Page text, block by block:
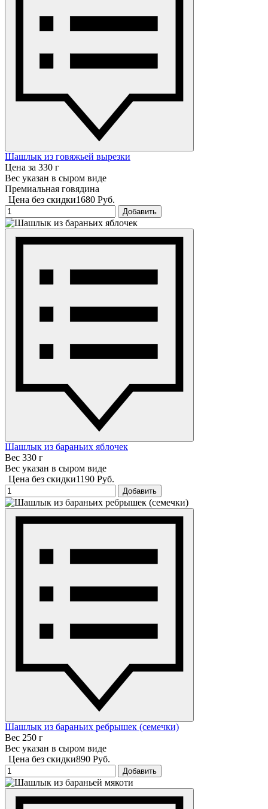
Шашлык из говяжьей вырезки
Цена за 330 г
Вес указан в сыром виде
Премиальная говядина
Цена без скидки1680 Руб.
Добавить
Шашлык из бараньих яблочек
Вес 330 г
Вес указан в сыром виде
Цена без скидки1190 Руб.
Добавить
Шашлык из бараньих ребрышек (семечки)
Вес 250 г
Вес указан в сыром виде
Цена без скидки890 Руб.
Добавить